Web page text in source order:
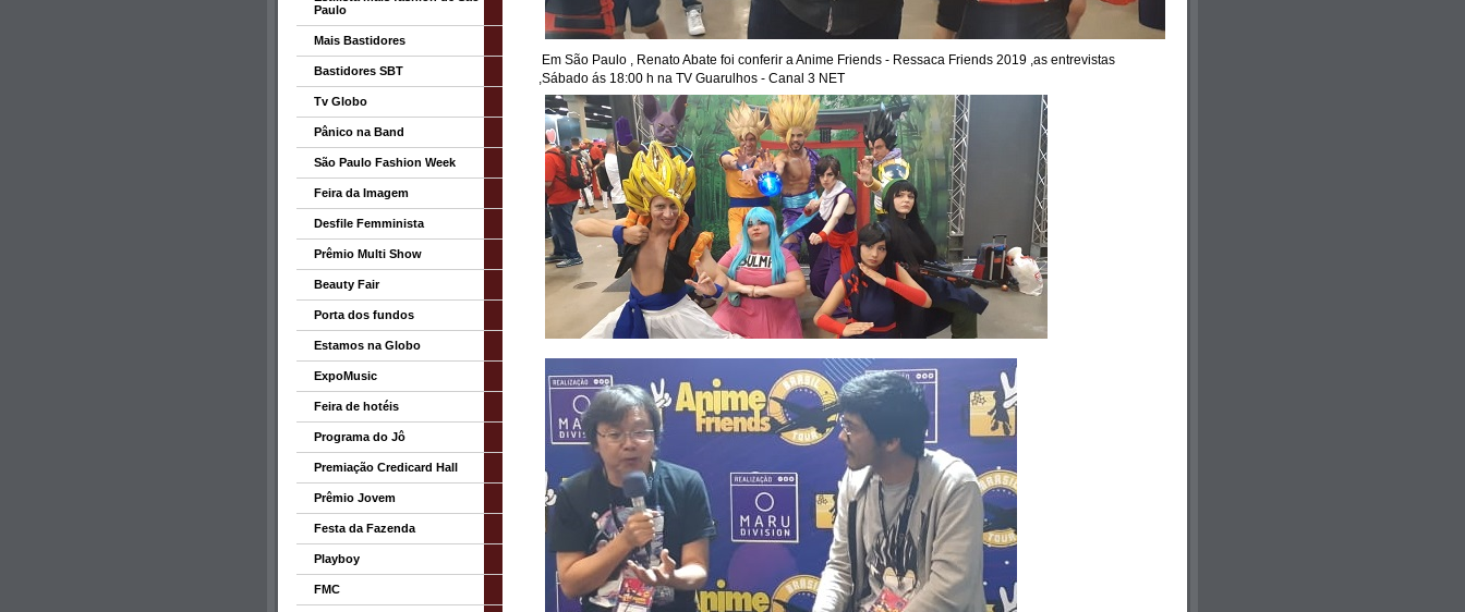
Em São Paulo , Renato Abate foi conferir a Anime Friends - Ressaca Friends 2019 ,as entrevistas
,Sábado ás 18:00 h na TV Guarulhos - Canal 3 NET
Paulo
Mais Bastidores
Bastidores SBT
Tv Globo
Pânico na Band
São Paulo Fashion Week
Feira da Imagem
Desfile Femminista
Prêmio Multi Show
Beauty Fair
Porta dos fundos
Estamos na Globo
ExpoMusic
Feira de hotéis
Programa do Jô
Premiação Credicard Hall
Prêmio Jovem
Festa da Fazenda
Playboy
FMC